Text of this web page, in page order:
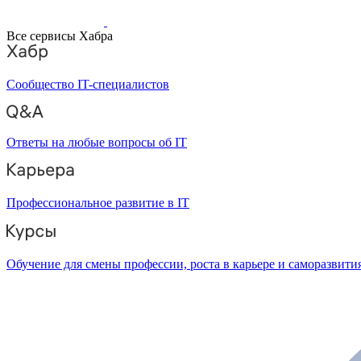
Все сервисы Хабра
Сообщество IT-специалистов
Ответы на любые вопросы об IT
Профессиональное развитие в IT
Обучение для смены профессии, роста в карьере и